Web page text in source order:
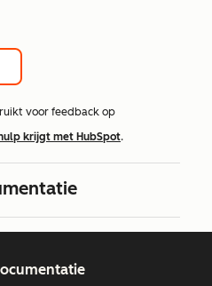
voor feedback op
krijgt met HubSpot.